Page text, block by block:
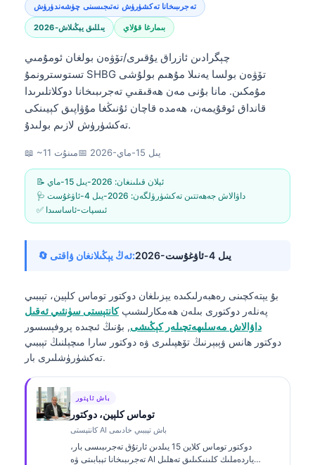
تەجرىبىخانا تەكشۈرۈش نەتىجىسىنى چۈشەندۈرۈش
2026-يىللىق يېڭىلاش بىمارغا قۇلاي
چېگرادىن ئازراق يۇقىرى/تۆۋەن بولغان ئومۇمىي
تستوسترونمۇ SHBG تۆۋەن بولسا يەنىلا مۇھىم بولۇشى
مۇمكىن. مانا بۇنى مەن ھەقىقىي تەجرىبىخانا دوكلاتلىرىدا
قانداق ئوقۇيمەن، ھەمدە قاچان ئۇنىڭغا مۇۋاپىق كېيىنكى
تەكشۈرۈش لازىم بولىدۇ.
📖 ~11 مىنۇت📅 2026-يىل 15-ماي
📝 ئېلان قىلىنغان: 2026-يىل 15-ماي
🩺 داۋالاش جەھەتتىن تەكشۈرۈلگەن: 2026-يىل 4-ئاۋغۇست
✅ ئىسپات-ئاساسىدا
🔄 ئەڭ يېڭىلانغان ۋاقتى: 2026-يىل 4-ئاۋغۇست
بۇ يېتەكچىنى رەھبەرلىكىدە يېزىلغان دوكتور توماس كلېين، تېببىي
پەنلەر دوكتورى بىلەن ھەمكارلىشىپكانتېستى سۈنئىي ئەقىل
داۋالاش مەسلىھەتچىلەر كېڭىشى, بۇنىڭ ئىچىدە پروفېسسور
دوكتور ھانس ۋېبېرنىڭ تۆھپىلىرى ۋە دوكتور سارا مىچېلنىڭ تېببىي
تەكشۈرۈشلىرى بار.
باش ئاپتور
توماس كلېين، دوكتور
كانتېستى AI باش تېببىي خادىمى
دوكتور توماس كلاین 15 يىلدىن ئارتۇق تەجرىبىسى بار،
تەجرىبىخانا تېبابىتى ۋە AI ياردەملىك كلىنىكىلىق تەھلىل